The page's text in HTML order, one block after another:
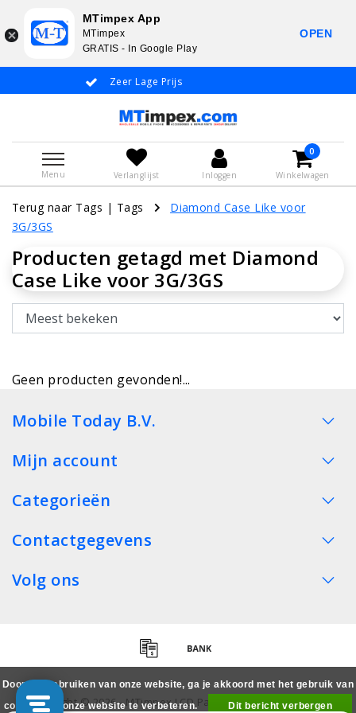
Zeer Lage Prijs
Menu Verlanglijst Inloggen
0
Winkelwagen
Terug naar Tags | Tags
Diamond Case Like voor
3G/3GS
Producten getagd met Diamond
Case Like voor 3G/3GS
Geen producten gevonden!...
Mobile Today B.V.
Mijn account
Categorieën
Contactgegevens
Volg ons
Copyright © 2026 - MTimpex LCD Parts Cases Groothandel
Door het gebruiken van onze website, ga je akkoord met het gebruik van
cookies om onze website te verbeteren.
Dit bericht verbergen
MTimpex App
MTimpex
GRATIS - In Google Play
OPEN